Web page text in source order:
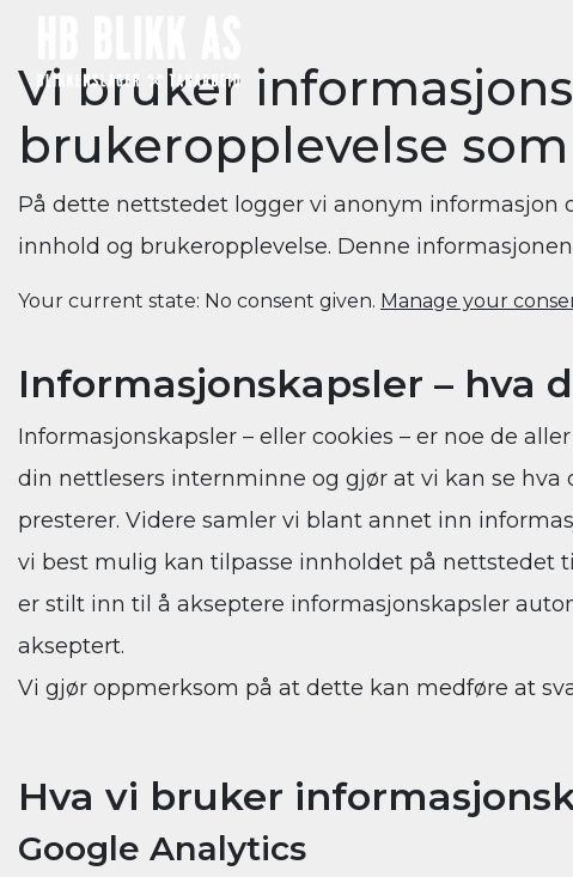
Main Navigation
Vi bruker
brukeropplevelse
På dette nettstedet logger vi anonym informasjon
innhold og brukeropplevelse. Denne
Your current state: No consent given. Manage your
Informasjonskapsler – hva
Informasjonskapsler – eller cookies – er noe de
din nettlesers internminne og gjør at vi kan se
presterer. Videre samler vi blant annet inn
vi best mulig kan tilpasse innholdet på nettstedet
er stilt inn til å akseptere informasjonskapsler
akseptert.
Vi gjør oppmerksom på at dette kan medføre at
Hva vi bruker
Google Analytics